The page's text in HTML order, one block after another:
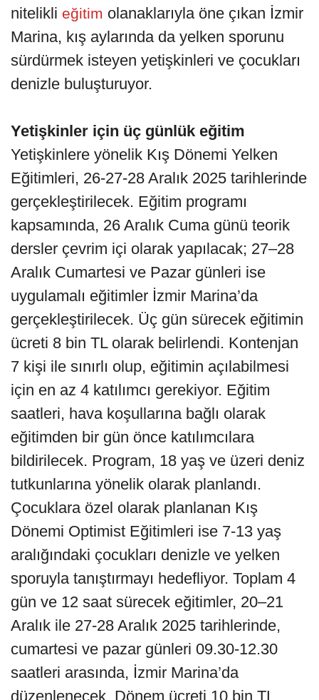
nitelikli eğitim olanaklarıyla öne çıkan İzmir
Marina, kış aylarında da yelken sporunu
sürdürmek isteyen yetişkinleri ve çocukları
denizle buluşturuyor.
Yetişkinler için üç günlük eğitim
Yetişkinlere yönelik Kış Dönemi Yelken
Eğitimleri, 26-27-28 Aralık 2025 tarihlerinde
gerçekleştirilecek. Eğitim programı
kapsamında, 26 Aralık Cuma günü teorik
dersler çevrim içi olarak yapılacak; 27–28
Aralık Cumartesi ve Pazar günleri ise
uygulamalı eğitimler İzmir Marina’da
gerçekleştirilecek. Üç gün sürecek eğitimin
ücreti 8 bin TL olarak belirlendi. Kontenjan
7 kişi ile sınırlı olup, eğitimin açılabilmesi
için en az 4 katılımcı gerekiyor. Eğitim
saatleri, hava koşullarına bağlı olarak
eğitimden bir gün önce katılımcılara
bildirilecek. Program, 18 yaş ve üzeri deniz
tutkunlarına yönelik olarak planlandı.
Çocuklara özel olarak planlanan Kış
Dönemi Optimist Eğitimleri ise 7-13 yaş
aralığındaki çocukları denizle ve yelken
sporuyla tanıştırmayı hedefliyor. Toplam 4
gün ve 12 saat sürecek eğitimler, 20–21
Aralık ile 27-28 Aralık 2025 tarihlerinde,
cumartesi ve pazar günleri 09.30-12.30
saatleri arasında, İzmir Marina’da
düzenlenecek. Dönem ücreti 10 bin TL